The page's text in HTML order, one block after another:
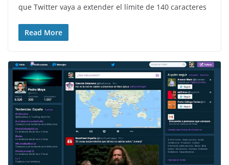
que Twitter vaya a extender el límite de 140 caracteres
Read More